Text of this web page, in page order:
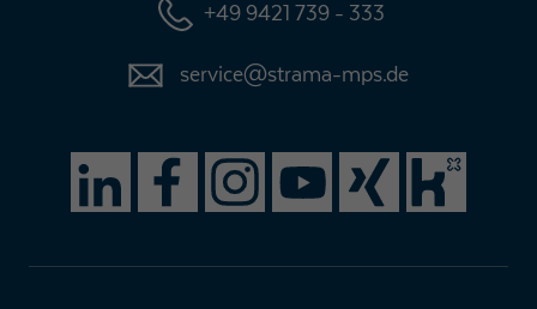
+49 9421 739 - 333
service@strama-mps.de